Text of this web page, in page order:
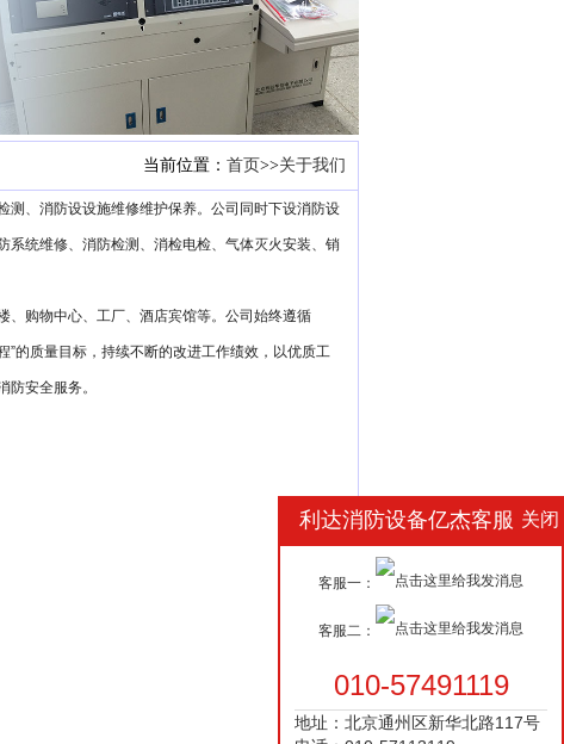
当前位置： 首页>>关于我们
测、消防设设施维修维护保养。公司同时下设消防设
系统维修、消防检测、消检电检、气体灭火安装、销
、购物中心、工厂、酒店宾馆等。公司始终遵循
”的质量目标，持续不断的改进工作绩效，以优质工
安全服务。
利达消防设备亿杰客服 关闭
客服一：
客服二：
010-57491119
地址：北京通州区新华北路117号